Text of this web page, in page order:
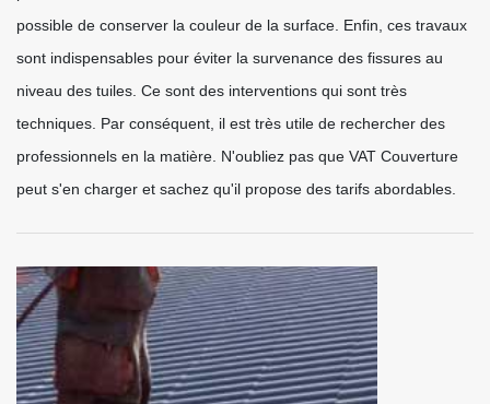
possible de conserver la couleur de la surface. Enfin, ces travaux
sont indispensables pour éviter la survenance des fissures au
niveau des tuiles. Ce sont des interventions qui sont très
techniques. Par conséquent, il est très utile de rechercher des
professionnels en la matière. N'oubliez pas que VAT Couverture
peut s'en charger et sachez qu'il propose des tarifs abordables.